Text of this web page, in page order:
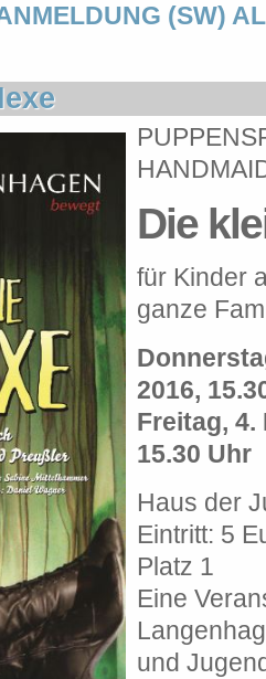
(SW)
Die
für Kinder
ganze
2016,
Freitag, 4.
15.30 Uhr
Haus der
Eintritt: 5
Platz 1
Eine
und